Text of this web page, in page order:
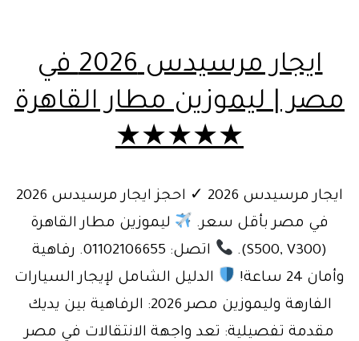
ايجار مرسيدس 2026 في
مصر | ليموزين مطار القاهرة
★★★★★
ايجار مرسيدس 2026 ✓ احجز ايجار مرسيدس 2026
في مصر بأقل سعر.
ليموزين مطار القاهرة
(S500, V300).
اتصل: 01102106655. رفاهية
وأمان 24 ساعة!
الدليل الشامل لإيجار السيارات
الفارهة وليموزين مصر 2026: الرفاهية بين يديك
مقدمة تفصيلية: تعد واجهة الانتقالات في مصر